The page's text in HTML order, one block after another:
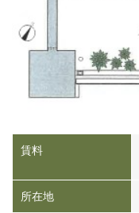
賃料
所在地